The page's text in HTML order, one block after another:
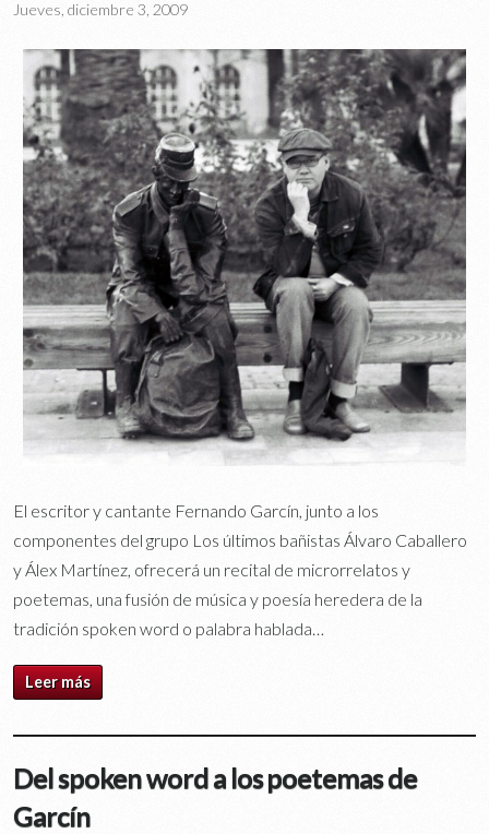
Jueves, diciembre 3, 2009
El escritor y cantante Fernando Garcín, junto a los
componentes del grupo Los últimos bañistas Álvaro Caballero
y Álex Martínez, ofrecerá un recital de microrrelatos y
poetemas, una fusión de música y poesía heredera de la
tradición spoken word o palabra hablada…
Leer más
Del spoken word a los poetemas de
Garcín